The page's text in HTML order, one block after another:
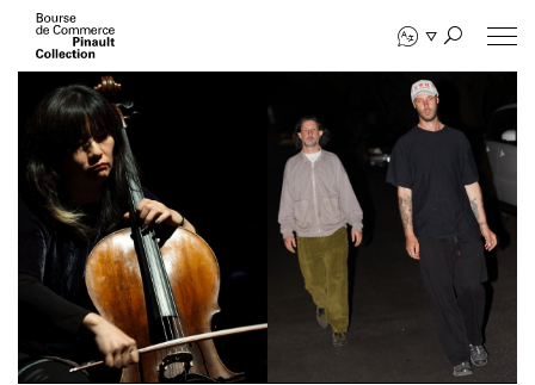
Aller
contenu
principal